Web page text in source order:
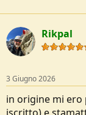
Rikpal
3 Giugno 2026
in origine mi ero